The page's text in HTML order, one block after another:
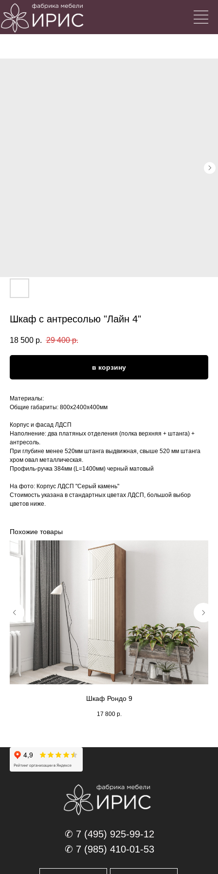
Шкаф с антресолью "Лайн 4"
18 500 р. 29 400 р.
в корзину
Материалы:
Общие габариты: 800х2400х400мм
Корпус и фасад ЛДСП
Наполнение: два платяных отделения (полка верхняя + штанга) +
антресоль.
При глубине менее 520мм штанга выдвижная, свыше 520 мм штанга
хром овал металлическая.
Профиль-ручка 384мм (L=1400мм) черный матовый
На фото: Корпус ЛДСП "Серый камень"
Стоимость указана в стандартных цветах ЛДСП, большой выбор
цветов ниже.
Похожие товары
Шкаф Рондо 9
17 800 р.
✆ 7 (495) 925-99-12
✆ 7 (985) 410-01-53